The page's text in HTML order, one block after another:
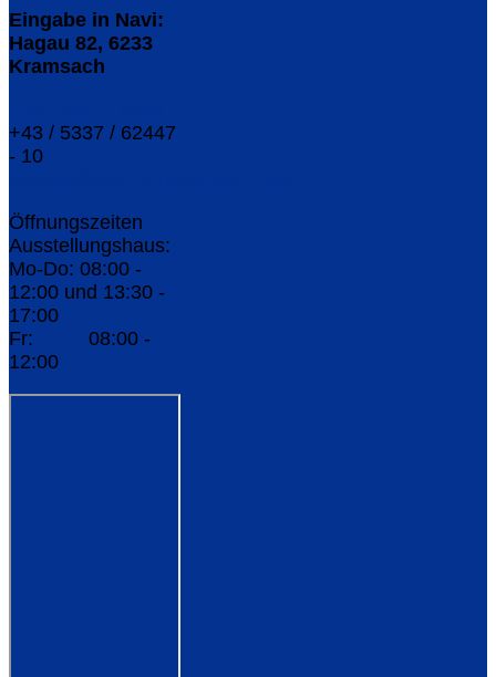
Eingabe in Navi:
Hagau 82, 6233
Kramsach
+43 / 5337 / 62447
- 10
Öffnungszeiten
Ausstellungshaus:
Mo-Do: 08:00 -
12:00 und 13:30 -
17:00
Fr: 08:00 -
12:00